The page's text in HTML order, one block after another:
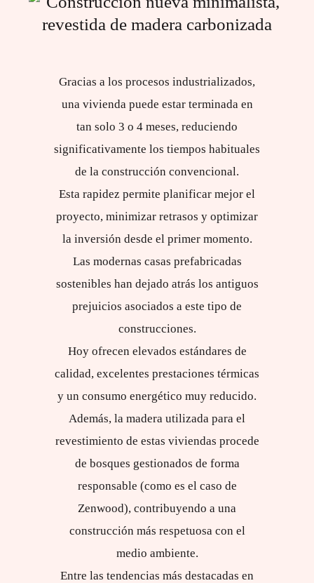
Gracias a los procesos industrializados,
una vivienda puede estar terminada en
tan solo 3 o 4 meses, reduciendo
significativamente los tiempos habituales
de la construcción convencional.
Esta rapidez permite planificar mejor el
proyecto, minimizar retrasos y optimizar
la inversión desde el primer momento.
Las modernas casas prefabricadas
sostenibles han dejado atrás los antiguos
prejuicios asociados a este tipo de
construcciones.
Hoy ofrecen elevados estándares de
calidad, excelentes prestaciones térmicas
y un consumo energético muy reducido.
Además, la madera utilizada para el
revestimiento de estas viviendas procede
de bosques gestionados de forma
responsable (como es el caso de
Zenwood), contribuyendo a una
construcción más respetuosa con el
medio ambiente.
Entre las tendencias más destacadas en